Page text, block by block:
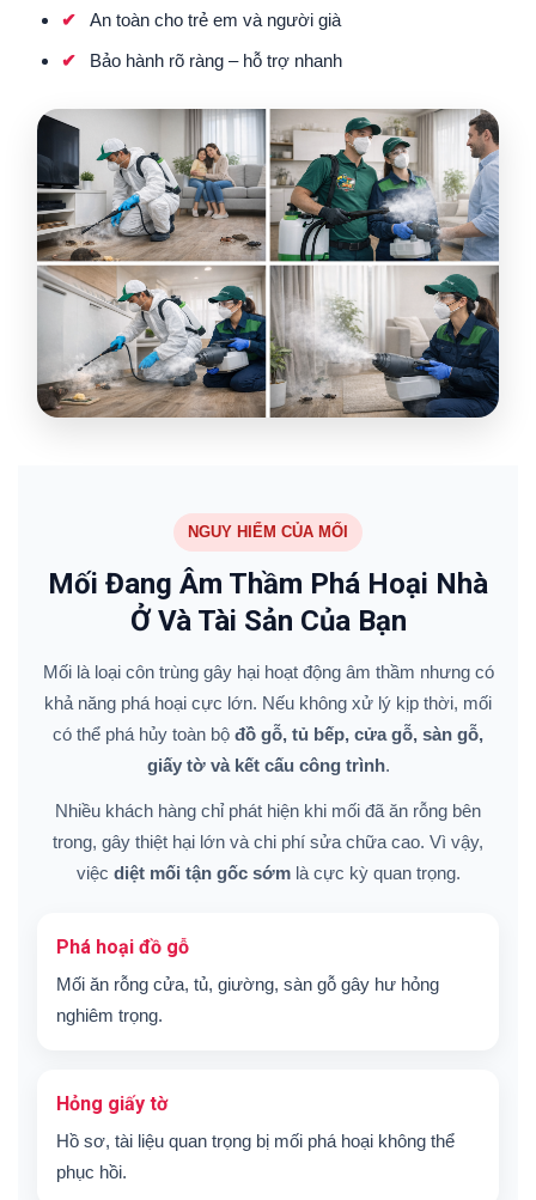
An toàn cho trẻ em và người già
Bảo hành rõ ràng – hỗ trợ nhanh
NGUY HIỂM CỦA MỐI
Mối Đang Âm Thầm Phá Hoại Nhà
Ở Và Tài Sản Của Bạn
Mối là loại côn trùng gây hại hoạt động âm thầm nhưng có
khả năng phá hoại cực lớn. Nếu không xử lý kịp thời, mối
có thể phá hủy toàn bộ đồ gỗ, tủ bếp, cửa gỗ, sàn gỗ,
giấy tờ và kết cấu công trình.
Nhiều khách hàng chỉ phát hiện khi mối đã ăn rỗng bên
trong, gây thiệt hại lớn và chi phí sửa chữa cao. Vì vậy,
việc diệt mối tận gốc sớmlà cực kỳ quan trọng.
Phá hoại đồ gỗ
Mối ăn rỗng cửa, tủ, giường, sàn gỗ gây hư hỏng
nghiêm trọng.
Hỏng giấy tờ
Hồ sơ, tài liệu quan trọng bị mối phá hoại không thể
phục hồi.